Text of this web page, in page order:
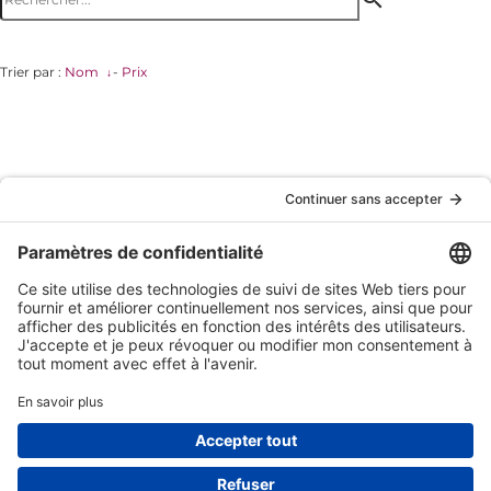
Trier par : Nom - Prix